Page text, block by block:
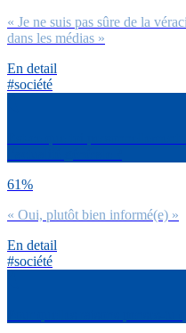
« Je ne suis pas sûre de la
dans les médias »
En detail
#société
61%
« Oui, plutôt bien informé(e) »
En detail
#société